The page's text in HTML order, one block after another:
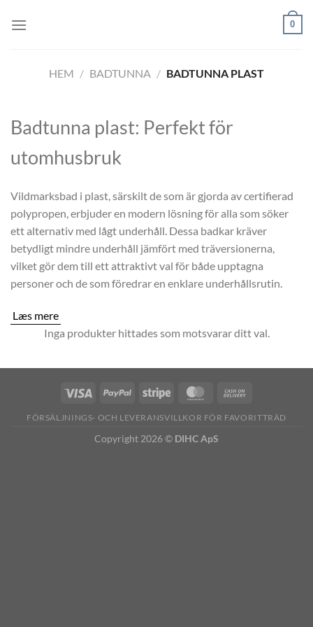
0
HEM / BADTUNNA / BADTUNNA PLAST
Badtunna plast: Perfekt för
utomhusbruk
Vildmarksbad i plast, särskilt de som är gjorda av certifierad
polypropen, erbjuder en modern lösning för alla som söker
ett alternativ med lågt underhåll. Dessa badkar kräver
betydligt mindre underhåll jämfört med träversionerna,
vilket gör dem till ett attraktivt val för både upptagna
personer och de som föredrar en enklare underhållsrutin.
Læs mere
Inga produkter hittades som motsvarar ditt val.
FÖRSÄLJNINGS- OCH LEVERANSVILLKOR FÖR FAVORITTRÄD
Copyright 2026 © DIHC ApS